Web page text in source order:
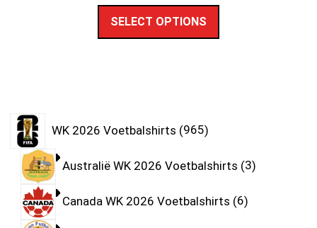
SELECT OPTIONS
WK 2026 Voetbalshirts 965
Australië WK 2026 Voetbalshirts 3
Canada WK 2026 Voetbalshirts 6